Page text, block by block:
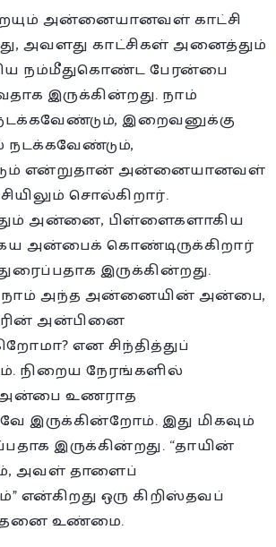
அன்னையானவள் காட்சி
அவளது காட்சிகள் அனைத்தும்
நம்மீதுகொண்ட பேரன்பை
இருக்கின்றது. நாம்
இறைவனுக்கு
நடக்கவேண்டும்,
என்றுதான் அன்னையானவள்
சொல்கிறார்.
அன்னை, பிள்ளைகளாகிய
அன்பைக் கொண்டிருக்கிறார்
இருக்கின்றது.
அந்த அன்னையின் அன்பை,
அன்பினை
என சிந்தித்துப்
நிறைய நேரங்களில்
உணராத
இருக்கின்றோம். இது மிகவும்
இருக்கின்றது. “தாயின்
அவள் தாளைப்
என்கிறது ஒரு கிறிஸ்தவப்
உண்மை.